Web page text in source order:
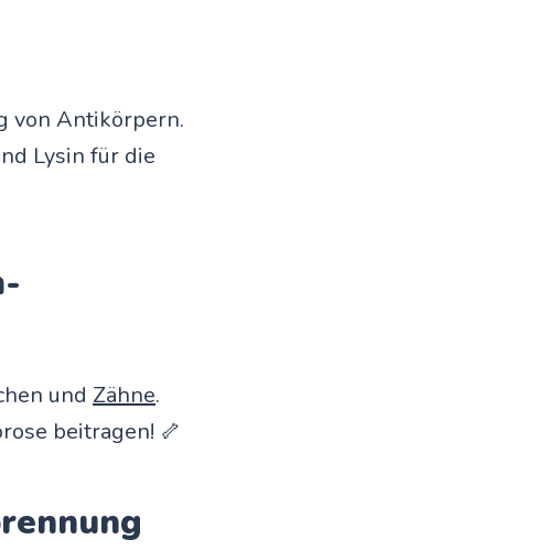
von Antikörpern.
Lysin für die
und Zähne.
beitragen! 🦴